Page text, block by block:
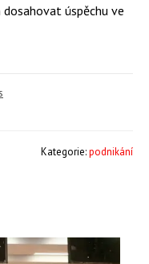
úspěchu ve
Kategorie:podnikání